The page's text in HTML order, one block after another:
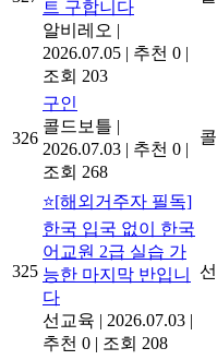
트 구합니다
알비레오 |
2026.07.05 | 추천 0 |
조회 203
326
구인
콜드보틀 |
2026.07.03 | 추천 0 |
조회 268
325
⭐[해외거주자 필독]
한국 입국 없이 한국
어교원 2급 실습 가
능한 마지막 반입니
다
선교육 | 2026.07.03 |
추천 0 | 조회 208